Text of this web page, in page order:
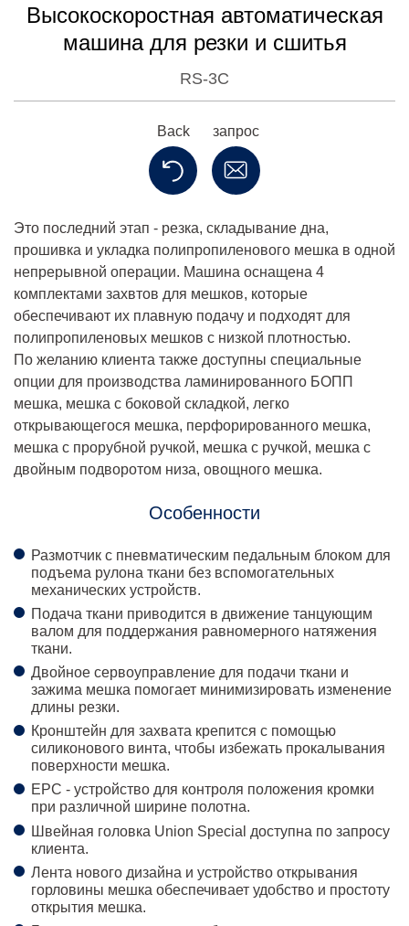
Высокоскоростная автоматическая
машина для резки и сшитья
RS-3C
Back запрос
Это последний этап - резка, складывание дна,
прошивка и укладка полипропиленового мешка в одной
непрерывной операции. Машина оснащена 4
комплектами захвтов для мешков, которые
обеспечивают их плавную подачу и подходят для
полипропиленовых мешков с низкой плотностью.
По желанию клиента также доступны специальные
опции для производства ламинированного БОПП
мешка, мешка с боковой складкой, легко
открывающегося мешка, перфорированного мешка,
мешка с прорубной ручкой, мешка с ручкой, мешка с
двойным подворотом низа, овощного мешка.
Особенности
Размотчик с пневматическим педальным блоком для
подъема рулона ткани без вспомогательных
механических устройств.
Подача ткани приводится в движение танцующим
валом для поддержания равномерного натяжения
ткани.
Двойное сервоуправление для подачи ткани и
зажима мешка помогает минимизировать изменение
длины резки.
Кронштейн для захвата крепится с помощью
силиконового винта, чтобы избежать прокалывания
поверхности мешка.
EPC - устройство для контроля положения кромки
при различной ширине полотна.
Швейная головка Union Special доступна по запросу
клиента.
Лента нового дизайна и устройство открывания
горловины мешка обеспечивает удобство и простоту
открытия мешка.